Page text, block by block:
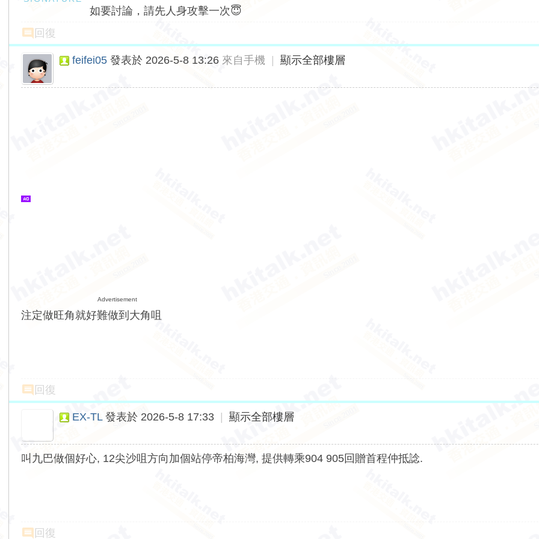
如要討論，請先人身攻擊一次😇
回復
feifei05 發表於 2026-5-8 13:26 來自手機 顯示全部樓層
Advertisement
注定做旺角就好難做到大角咀
回復
EX-TL 發表於 2026-5-8 17:33 顯示全部樓層
叫九巴做個好心, 12尖沙咀方向加個站停帝柏海灣, 提供轉乘904 905回贈首程仲抵諗.
回復